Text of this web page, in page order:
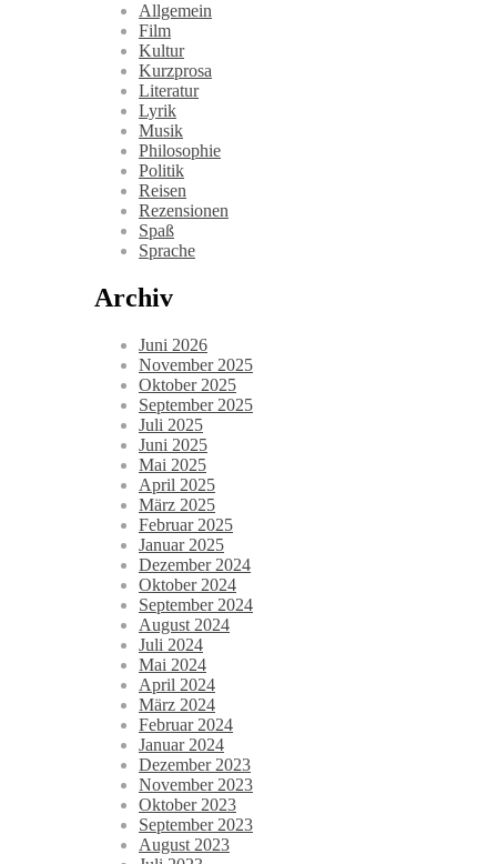
Allgemein
Film
Kultur
Kurzprosa
Literatur
Lyrik
Musik
Philosophie
Politik
Reisen
Rezensionen
Spaß
Sprache
Archiv
Juni 2026
November 2025
Oktober 2025
September 2025
Juli 2025
Juni 2025
Mai 2025
April 2025
März 2025
Februar 2025
Januar 2025
Dezember 2024
Oktober 2024
September 2024
August 2024
Juli 2024
Mai 2024
April 2024
März 2024
Februar 2024
Januar 2024
Dezember 2023
November 2023
Oktober 2023
September 2023
August 2023